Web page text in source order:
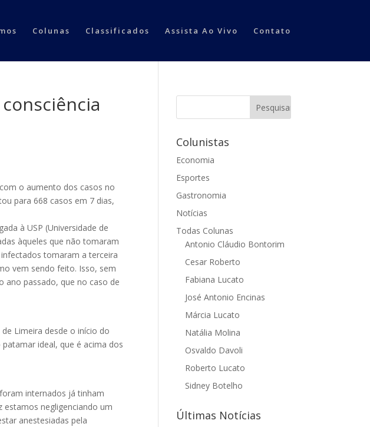
Colunas Classificados Assista Ao Vivo Contato
o aumento dos casos no
para 668 casos em 7 dias,
à USP (Universidade de
àqueles que não tomaram
tomaram a terceira
vem sendo feito. Isso, sem
ano passado, que no caso de
Limeira desde o início do
ideal, que é acima dos
internados já tinham
estamos negligenciando um
anestesiadas pela
Colunistas
Economia
Esportes
Gastronomia
Notícias
Todas Colunas
Antonio Cláudio Bontorim
Cesar Roberto
Fabiana Lucato
José Antonio Encinas
Márcia Lucato
Natália Molina
Osvaldo Davoli
Roberto Lucato
Sidney Botelho
Últimas Notícias